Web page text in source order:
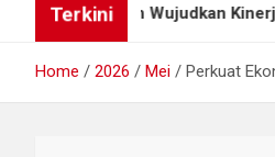
Terkini
Wujudkan Kinerja Berdampak
Home 2026 Mei Perkuat